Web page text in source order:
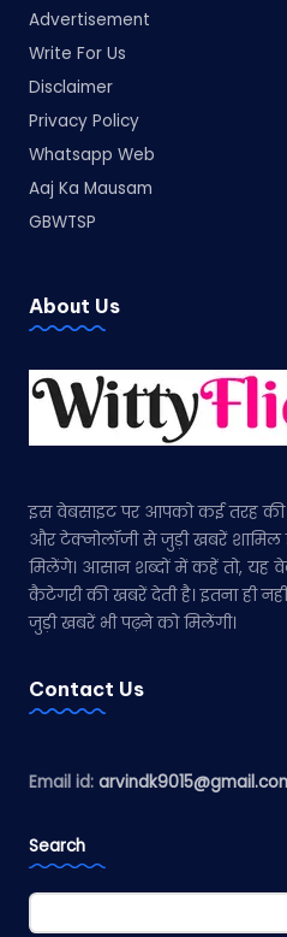
Advertisement
Write For Us
Disclaimer
Privacy Policy
Whatsapp Web
Aaj Ka Mausam
GBWTSP
About Us
इस वेबसाइट पर आपको कई तरह
और टेक्नोलॉजी से जुड़ी खबरें शामिल
मिलेंगे। आसान शब्दों में कहें तो,
कैटेगरी की खबरें देती है। इतना ही
जुड़ी खबरें भी पढ़ने को मिलेंगी।
Contact Us
Email id:
Search